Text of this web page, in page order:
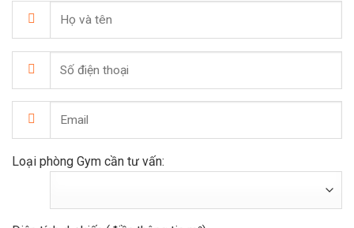
Loại phòng Gym cần tư vấn: